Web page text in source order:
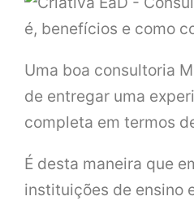
Uma boa consultoria
de entregar uma
completa em termos
É desta maneira que
instituições de ensino